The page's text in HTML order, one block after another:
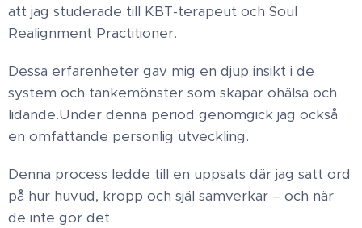
att jag studerade till KBT-terapeut och Soul
Realignment Practitioner.
Dessa erfarenheter gav mig en djup insikt i de
system och tankemönster som skapar ohälsa och
lidande.​Under denna period genomgick jag också
en omfattande personlig utveckling.
Denna process ledde till en uppsats där jag satt ord
på hur huvud, kropp och själ samverkar – och när
de inte gör det.